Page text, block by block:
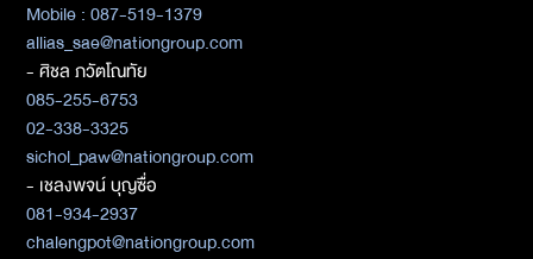
Mobile : 087-519-1379
allias_sae@nationgroup.com
- ศิชล ภวัตโณทัย
085-255-6753
02-338-3325
sichol_paw@nationgroup.com
- เชลงพจน์ บุญซื่อ
081-934-2937
chalengpot@nationgroup.com